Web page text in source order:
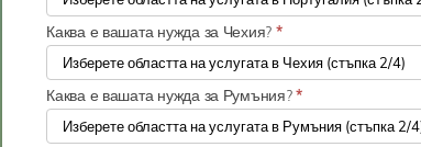
Каква е вашата нужда за Чехия? *
Каква е вашата нужда за Румъния?*